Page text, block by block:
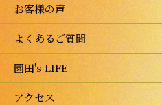
お客様の声
よくあるご質問
園田's LIFE
アクセス